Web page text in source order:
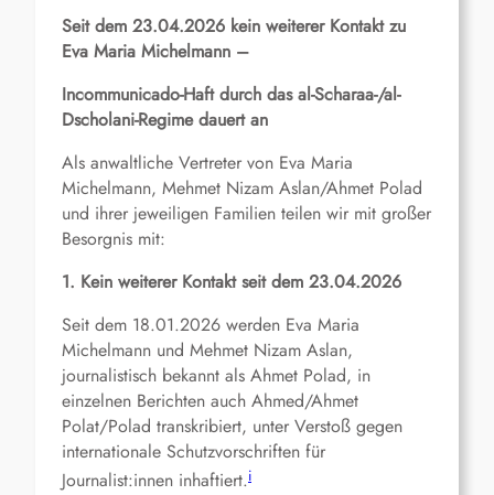
Seit dem 23.04.2026 kein weiterer Kontakt zu
Eva Maria Michelmann –
Incommunicado-Haft durch das al-Scharaa-/al-
Dscholani-Regime dauert an
Als anwaltliche Vertreter von Eva Maria
Michelmann, Mehmet Nizam Aslan/Ahmet Polad
und ihrer jeweiligen Familien teilen wir mit großer
Besorgnis mit:
1. Kein weiterer Kontakt seit dem 23.04.2026
Seit dem 18.01.2026 werden Eva Maria
Michelmann und Mehmet Nizam Aslan,
journalistisch bekannt als Ahmet Polad, in
einzelnen Berichten auch Ahmed/Ahmet
Polat/Polad transkribiert, unter Verstoß gegen
internationale Schutzvorschriften für
Journalist:innen inhaftiert.i